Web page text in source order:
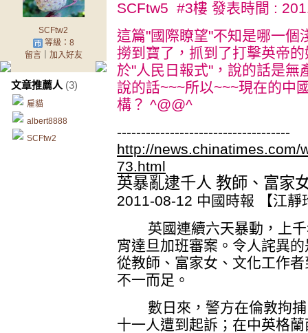
SCFtw2
等級：8
留言｜ 加入好友
文章推薦人 (3)
雇貓
albert8888
SCFtw2
SCFtw5 #3樓 發表時間 :
這篇"國際瞭望"不知是哪一個
撈到寶了，抓到了打擊英帝
於"人民日報式"，說的話是無
說的話~~~所以~~~現在的中
構？ ^@@^
------------------------------------
http://news.chinatimes.com/
73.html
英暴亂逮千人 教師、富家
2011-08-12 中國時報 【江靜
英國連續六天暴動，上千
宵達旦加班審案。令人詫異
從教師、富家女、文化工作
不一而足。
數日來，警方在倫敦拘捕
十一人遭到起訴；在中英格